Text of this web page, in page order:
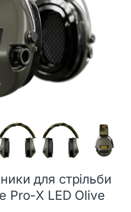
для стрільби
Pro-X LED Olive